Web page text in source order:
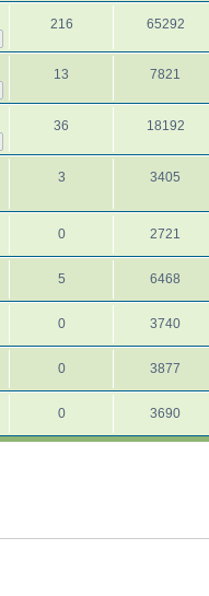
216 65292
13 7821
36 18192
3 3405
0 2721
5 6468
0 3740
0 3877
0 3690